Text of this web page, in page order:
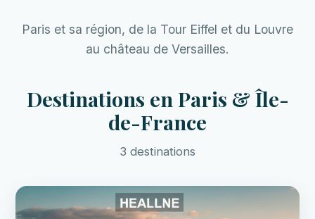
Paris et sa région, de la Tour Eiffel et du Louvre
au château de Versailles.
Destinations en Paris & Île-
de-France
3 destinations